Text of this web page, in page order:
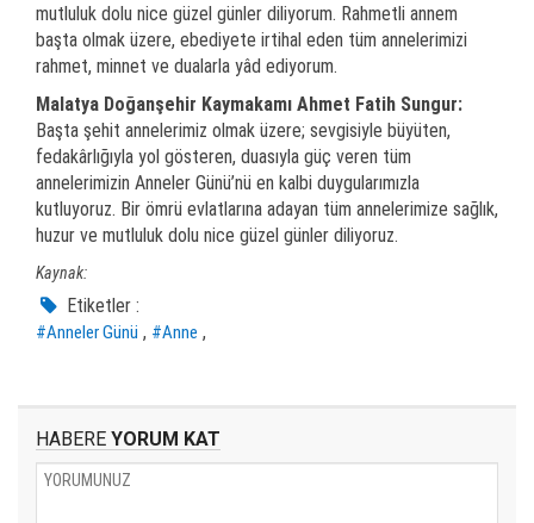
mutluluk dolu nice güzel günler diliyorum. Rahmetli annem
başta olmak üzere, ebediyete irtihal eden tüm annelerimizi
rahmet, minnet ve dualarla yâd ediyorum.
Malatya Doğanşehir Kaymakamı Ahmet Fatih Sungur:
Başta şehit annelerimiz olmak üzere; sevgisiyle büyüten,
fedakârlığıyla yol gösteren, duasıyla güç veren tüm
annelerimizin Anneler Günü’nü en kalbi duygularımızla
kutluyoruz. Bir ömrü evlatlarına adayan tüm annelerimize sağlık,
huzur ve mutluluk dolu nice güzel günler diliyoruz.
Kaynak:
Etiketler :
#Anneler Günü , #Anne ,
HABERE YORUM KAT